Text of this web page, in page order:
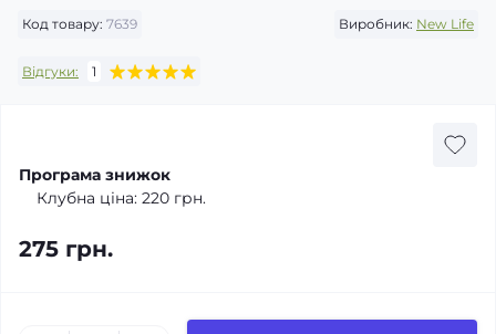
Код товару: 7639 Виробник: New Life
Відгуки: 1
Програма знижок
Клубна ціна: 220 грн.
275 грн.